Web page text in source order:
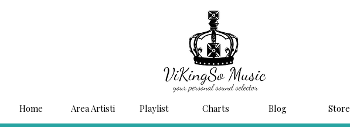
Home Area Artisti Playlist Charts Blog Store